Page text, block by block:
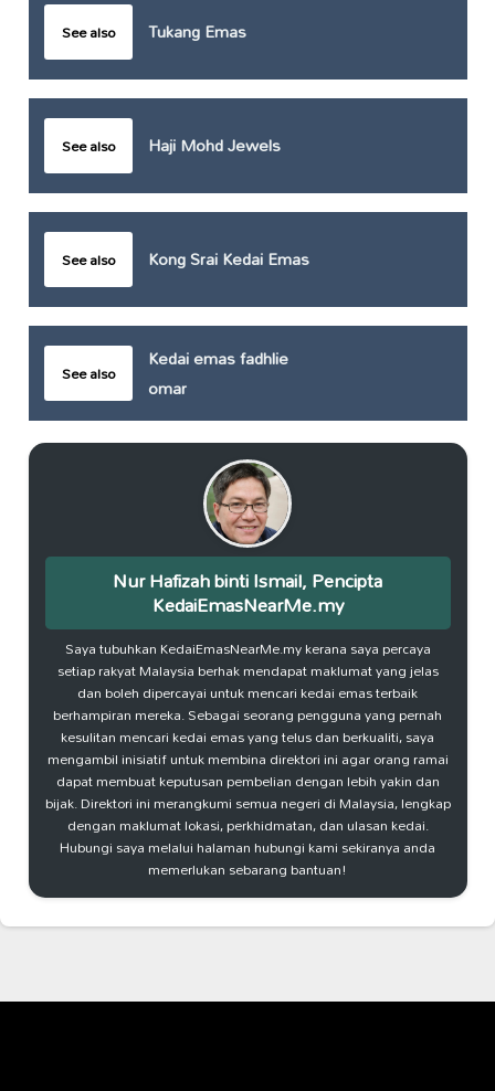
See also Tukang Emas
See also Haji Mohd Jewels
See also Kong Srai Kedai Emas
See also
Kedai emas fadhlie
omar
Nur Hafizah binti Ismail, Pencipta
KedaiEmasNearMe.my
Saya tubuhkan KedaiEmasNearMe.my kerana saya percaya
setiap rakyat Malaysia berhak mendapat maklumat yang jelas
dan boleh dipercayai untuk mencari kedai emas terbaik
berhampiran mereka. Sebagai seorang pengguna yang pernah
kesulitan mencari kedai emas yang telus dan berkualiti, saya
mengambil inisiatif untuk membina direktori ini agar orang ramai
dapat membuat keputusan pembelian dengan lebih yakin dan
bijak. Direktori ini merangkumi semua negeri di Malaysia, lengkap
dengan maklumat lokasi, perkhidmatan, dan ulasan kedai.
Hubungi saya melalui halaman hubungi kami sekiranya anda
memerlukan sebarang bantuan!